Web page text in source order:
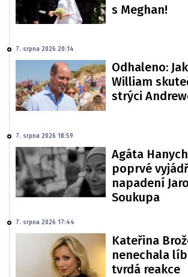
s Meghan!
7. srpna 2026 20:14
Odhaleno:
William
strýci
7. srpna 2026 18:59
Agáta
poprvé
napadení
Soukupa
7. srpna 2026 17:44
Kateřina
nenechala
tvrdá reakce